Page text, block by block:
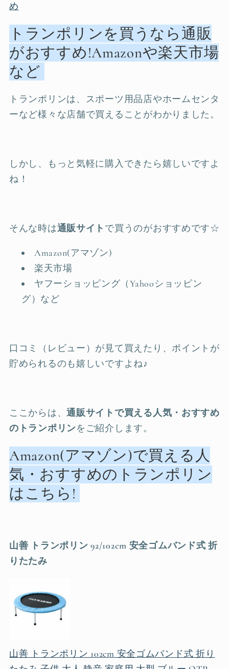
め
トランポリンを買うなら通販
がおすすめ!Amazonや楽天市場
など
トランポリンは、スポーツ用品店やホームセンタ
ーなど様々な店舗で買えることがわかりました。
しかし、もっと気軽に購入できたら嬉しいですよ
ね！
そんな時は通販サイト で買うのがおすすめです☆
Amazon(アマゾン)
楽天市場
ヤフーショッピング（Yahooショッピン
グ）など
口コミ（レビュー）が見て買えたり、ポイントが
貯められるのも嬉しいですよね♪
ここからは、通販サイトで買える人気・おすすめ
のトランポリンをご紹介します。
Amazon(アマゾン)で買える人
気・おすすめのトランポリン
はこちら!
山善 トランポリン 92/102cm 安全ゴムバンド式 折
りたたみ
山善 トランポリン 102cm 安全ゴムバンド式 折り